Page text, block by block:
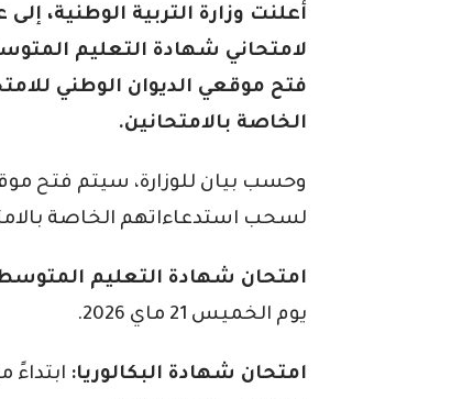
أعلنت وزارة التربية الوطنية،
فتح موقعي الديوان الوطني
الخاصة بالامتحانين.
وحسب بيان للوزارة، سيتم فتح
لسحب استدعاءاتهم الخاصة
امتحان شهادة التعليم
يوم الخميس 21 ماي 2026.
امتحان شهادة البكالوريا: